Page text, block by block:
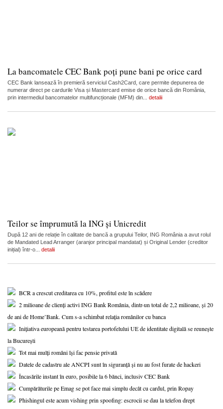
La bancomatele CEC Bank poți pune bani pe orice card
CEC Bank lansează în premieră serviciul Cash2Card, care permite depunerea de
numerar direct pe cardurile Visa și Mastercard emise de orice bancă din România,
prin intermediul bancomatelor multifuncționale (MFM) din... detalii
Teilor se împrumută la ING și Unicredit
După 12 ani de relație în calitate de bancă a grupului Teilor, ING România a avut rolul
de Mandated Lead Arranger (aranjor principal mandatat) și Original Lender (creditor
inițial) într-o... detalii
BCR a crescut creditarea cu 10%, profitul este în scădere
2 milioane de clienți activi ING Bank România, dintr-un total de 2,2 milioane, și 20
de ani de Home’Bank. Cum s-a schimbat relația românilor cu banca
Inițiativa europeană pentru testarea portofelului UE de identitate digitală se reunește
la București
Tot mai mulți români își fac pensie privată
Datele de cadastru ale ANCPI sunt în siguranță și nu au fost furate de hackeri
Încasările instant în euro, posibile la 6 bănci, inclusiv CEC Bank
Cumpărăturile pe Emag se pot face mai simplu decât cu cardul, prin Ropay
Phishingul este acum vishing prin spoofing: escrocii se dau la telefon drept